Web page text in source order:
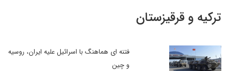
ترکیه و قرقیزستان
فتنه ای هماهنگ با اسرائیل علیه ایران، روسیه
و چین